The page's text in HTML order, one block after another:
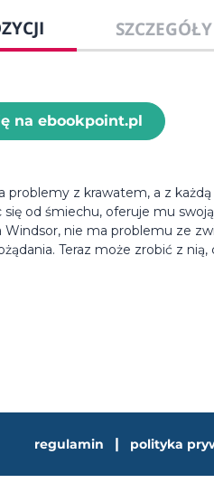
SZCZEGÓŁY
na ebookpoint.pl
problemy z krawatem, a z
od śmiechu, oferuje mu
Windsor, nie ma problemu ze
Teraz może zrobić z
regulamin | polityka